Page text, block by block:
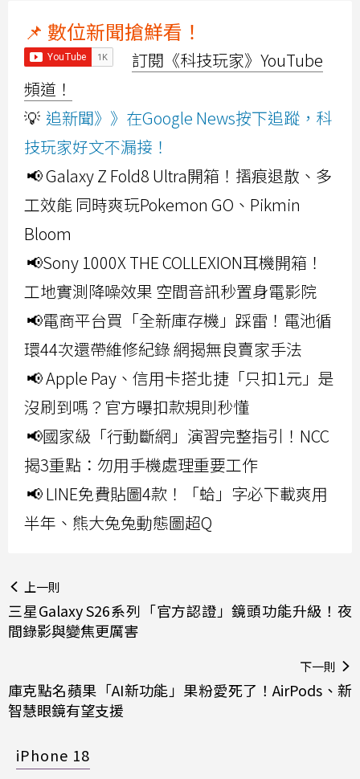
📌 數位新聞搶鮮看！
訂閱《科技玩家》YouTube
頻道！
💡 追新聞》》在Google News按下追蹤，科
技玩家好文不漏接！
📢 Galaxy Z Fold8 Ultra開箱！摺痕退散、多
工效能 同時爽玩Pokemon GO、Pikmin
Bloom
📢Sony 1000X THE COLLEXION耳機開箱！
工地實測降噪效果 空間音訊秒置身電影院
📢電商平台買「全新庫存機」踩雷！電池循
環44次還帶維修紀錄 網揭無良賣家手法
📢 Apple Pay、信用卡搭北捷「只扣1元」是
沒刷到嗎？官方曝扣款規則秒懂
📢國家級「行動斷網」演習完整指引！NCC
揭3重點：勿用手機處理重要工作
📢 LINE免費貼圖4款！「蛤」字必下載爽用
半年、熊大兔兔動態圖超Q
上一則
三星Galaxy S26系列「官方認證」鏡頭功能升級！夜
間錄影與變焦更厲害
下一則
庫克點名蘋果「AI新功能」果粉愛死了！AirPods、新
智慧眼鏡有望支援
iPhone 18